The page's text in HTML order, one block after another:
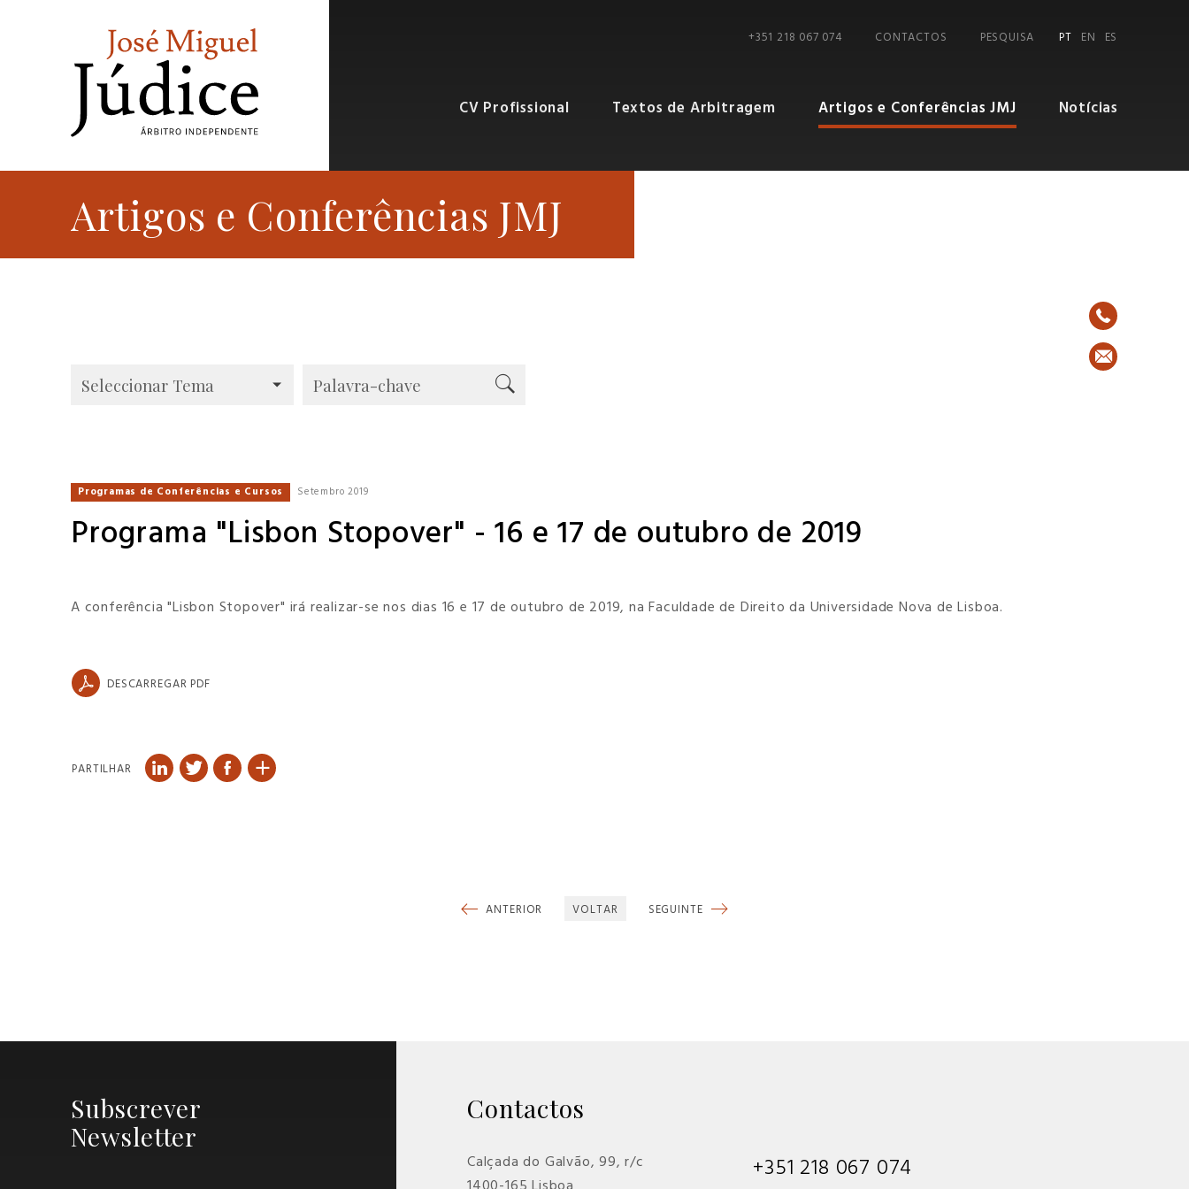
+351 218 067 074 CONTACTOS PESQUISA PT EN ES
CV Profissional Textos de Arbitragem Artigos e Conferências JMJ Notícias
Artigos e Conferências JMJ
Programas de Conferências e Cursos Setembro 2019
Programa "Lisbon Stopover" - 16 e 17 de outubro de 2019
A conferência "Lisbon Stopover" irá realizar-se nos dias 16 e 17 de outubro de 2019, na Faculdade de Direito da Universidade Nova de Lisboa.
DESCARREGAR PDF
PARTILHAR
ANTERIOR VOLTAR SEGUINTE
Subscrever
Newsletter
Contactos
Calçada do Galvão, 99, r/c
+351 218 067 074